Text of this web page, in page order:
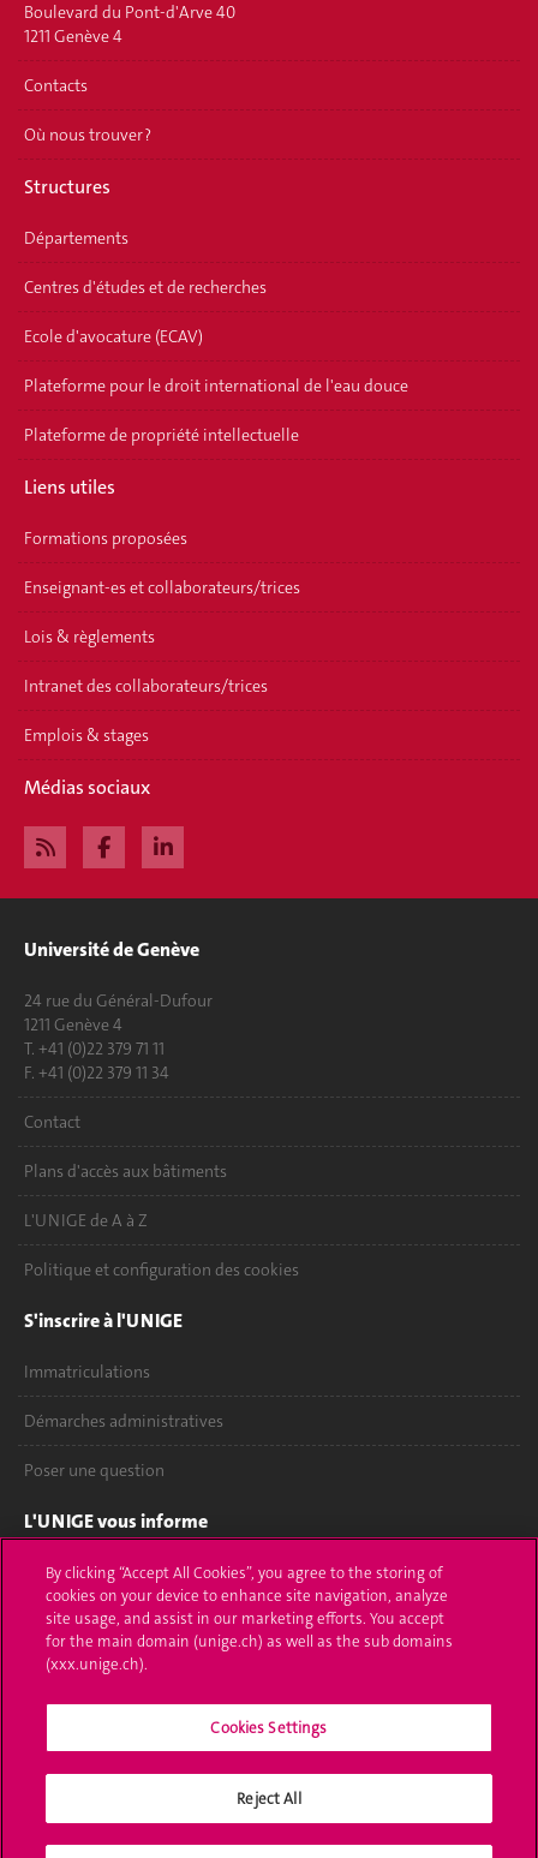
Boulevard du Pont-d'Arve 40
1211 Genève 4
Contacts
Où nous trouver ?
Structures
Départements
Centres d'études et de recherches
Ecole d'avocature (ECAV)
Plateforme pour le droit international de l'eau douce
Plateforme de propriété intellectuelle
Liens utiles
Formations proposées
Enseignant-es et collaborateurs/trices
Lois & règlements
Intranet des collaborateurs/trices
Emplois & stages
Médias sociaux
Université de Genève
24 rue du Général-Dufour
1211 Genève 4
T. +41 (0)22 379 71 11
F. +41 (0)22 379 11 34
Contact
Plans d'accès aux bâtiments
L'UNIGE de A à Z
Politique et configuration des cookies
S'inscrire à l'UNIGE
Immatriculations
Démarches administratives
Poser une question
L'UNIGE vous informe
UNIGE Mobile
Médias
Offres d'emploi
Calendrier académique
Médias sociaux UNIGE
By clicking “Accept All Cookies”, you agree to the storing of
cookies on your device to enhance site navigation, analyze
site usage, and assist in our marketing efforts. You accept
for the main domain (unige.ch) as well as the sub domains
(xxx.unige.ch).
Cookies Settings
Reject All